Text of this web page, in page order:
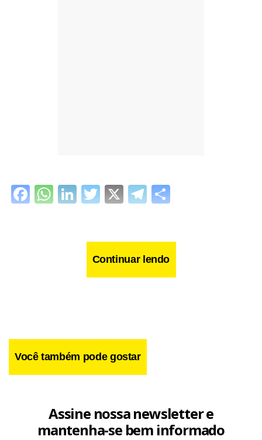
Facebook
WhatsApp
LinkedIn
Twitter
X Telegram
Continuar lendo
Você também pode gostar
Assine nossa newsletter e
mantenha-se bem informado